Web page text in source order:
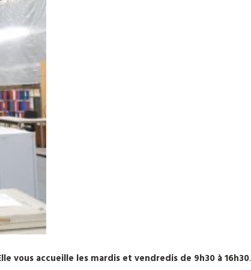
vous accueille les mardis et vendredis de 9h30 à 16h30.